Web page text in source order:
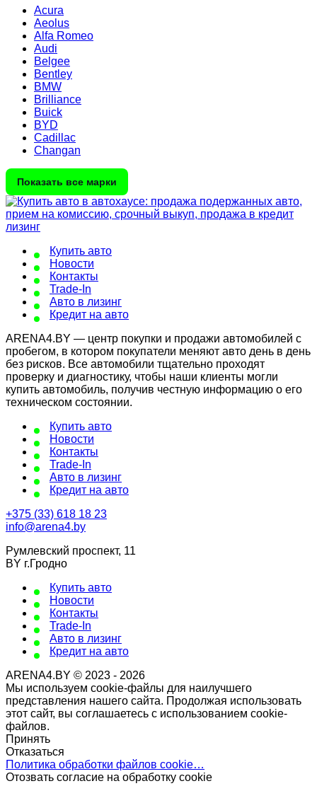
Acura
Aeolus
Alfa Romeo
Audi
Belgee
Bentley
BMW
Brilliance
Buick
BYD
Cadillac
Changan
Показать все марки
Купить авто
Новости
Контакты
Trade-In
Авто в лизинг
Кредит на авто
ARENA4.BY — центр покупки и продажи автомобилей с
пробегом, в котором покупатели меняют авто день в день
без рисков. Все автомобили тщательно проходят
проверку и диагностику, чтобы наши клиенты могли
купить автомобиль, получив честную информацию о его
техническом состоянии.
Купить авто
Новости
Контакты
Trade-In
Авто в лизинг
Кредит на авто
+375 (33) 618 18 23
info@arena4.by
Румлевский проспект, 11
BY г.Гродно
Купить авто
Новости
Контакты
Trade-In
Авто в лизинг
Кредит на авто
ARENA4.BY © 2023 - 2026
Мы используем cookie-файлы для наилучшего
представления нашего сайта. Продолжая использовать
этот сайт, вы соглашаетесь с использованием cookie-
файлов.
Принять
Отказаться
Политика обработки файлов cookie…
Отозвать согласие на обработку cookie